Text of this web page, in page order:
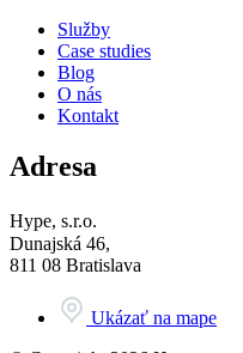
Služby
Case studies
Blog
O nás
Kontakt
Adresa
Hype, s.r.o.
Dunajská 46,
811 08 Bratislava
Ukázať na mape